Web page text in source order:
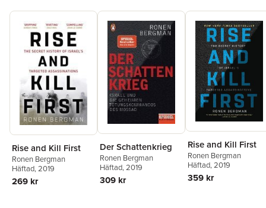
Rise and Kill First
Ronen Bergman
Häftad, 2019
269 kr
Der Schattenkrieg
Ronen Bergman
Häftad, 2019
309 kr
Rise and Kill First
Ronen Bergman
Häftad, 2019
359 kr